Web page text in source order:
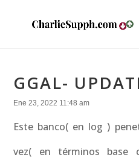
GGAL-
Ene 23, 2022 11:48 am
Este banco( en log )
vez( en términos base